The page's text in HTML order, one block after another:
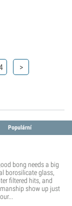
>
Populární
bong needs a big
borosilicate glass,
filtered hits, and
show up just